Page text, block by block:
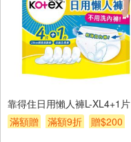
靠得住日用懶人褲L-XL4+1片
滿額贈
滿額9折 贈$200